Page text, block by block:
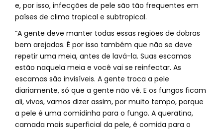
e, por isso, infecções de pele são tão frequentes em
países de clima tropical e subtropical.
“A gente deve manter todas essas regiões de dobras
bem arejadas. É por isso também que não se deve
repetir uma meia, antes de lavá-la. Suas escamas
estão naquela meia e você vai se reinfectar. As
escamas são invisíveis. A gente troca a pele
diariamente, só que a gente não vê. E os fungos ficam
ali, vivos, vamos dizer assim, por muito tempo, porque
a pele é uma comidinha para o fungo. A queratina,
camada mais superficial da pele, é comida para o